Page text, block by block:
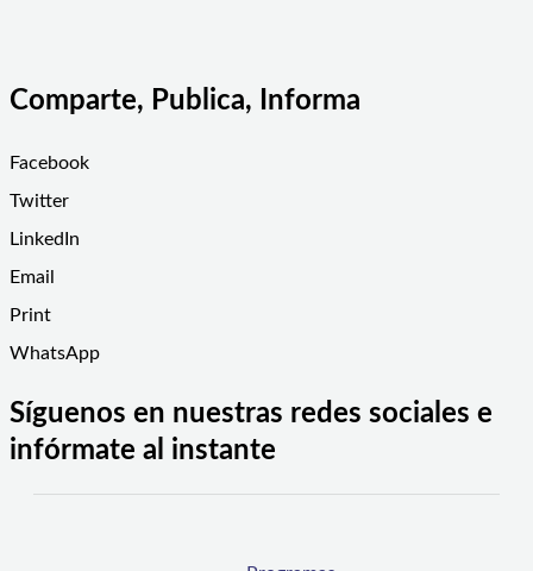
Comparte, Publica, Informa
Facebook
Twitter
LinkedIn
Email
Print
WhatsApp
Síguenos en nuestras redes sociales e
infórmate al instante